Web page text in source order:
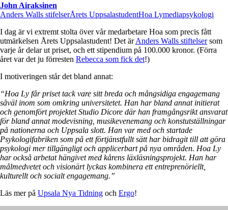
John Airaksinen
Anders Walls stifelserÅrets UppsalastudentHoa Lymediapsykologi
I dag är vi extremt stolta över vår medarbetare Hoa som precis fått
utmärkelsen Årets Uppsalastudent! Det ärAnders Walls stiftelsersom
varje år delar ut priset, och ett stipendium på 100.000 kronor. (Förra
året var det ju förresten Rebecca som fick det!)
I motiveringen står det bland annat:
“Hoa Ly får priset tack vare sitt breda och mångsidiga engagemang
såväl inom som omkring universitetet. Han har bland annat initierat
och genomfört projektet Studio Dicore där han framgångsrikt ansvarat
för bland annat modevisning, musikevenemang och konstutställningar
på nationerna och Uppsala slott. Han var med och startade
Psykologifabriken som på ett förtjänstfullt sätt har bidragit till att göra
psykologi mer tillgängligt och applicerbart på nya områden. Hoa Ly
har också arbetat hängivet med kårens läxläsningsprojekt. Han har
målmedvetet och visionärt lyckas kombinera ett entreprenöriellt,
kulturellt och socialt engagemang.”
Läs mer på Upsala Nya Tidning och Ergo!